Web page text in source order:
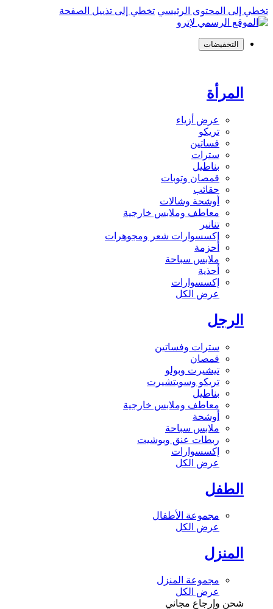
تخطي إلى المحتوى الرئيسي تخطي إلى تذييل الصفحة
التخفيضات
المرأة
عرض أزياء
تريكو
فساتين
سترات
بناطيل
قمصان وتوبات
حقائب
أوشحة وشالات
معاطف وملابس خارجية
تنانير
إكسسوارات شعر ومجوهرات
أحزمة
ملابس سباحة
أحذية
إكسسوارات
عرض الكل
الرجل
سترات وفساتين
قمصان
تيشيرت وبولو
تريكو وسويتشيرت
بناطيل
معاطف وملابس خارجية
أوشحة
ملابس سباحة
ربطات عنق وبوشيت
إكسسوارات
عرض الكل
الطفل
مجموعة الأطفال
عرض الكل
المنزل
مجموعة المنزل
عرض الكل
شحن وإرجاع مجاني